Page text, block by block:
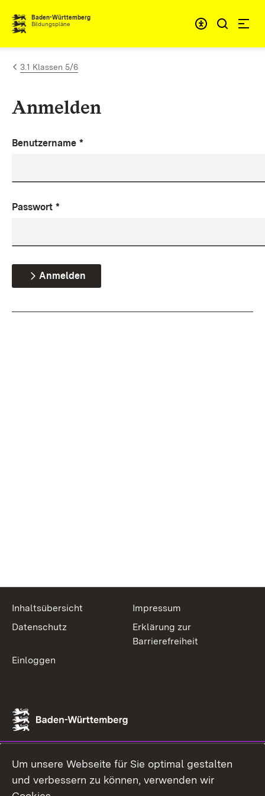
Zum Inhalt springen
Baden-Württemberg
Bildungspläne
3.1 Klassen 5/6
Anmelden
Benutzername *
Passwort *
Anmelden
Inhaltsübersicht
Impressum
Datenschutz
Erklärung zur
Barrierefreiheit
Einloggen
Um unsere Webseite für Sie optimal gestalten
und verbessern zu können, verwenden wir